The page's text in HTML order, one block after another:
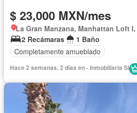
$ 23,000 MXN/mes
La Gran Manzana, Manhattan Loft
2 Recámaras
1 Baño
Completamente amueblado
Hace 2 semanas, 2 días en - Inmobiliaria SI